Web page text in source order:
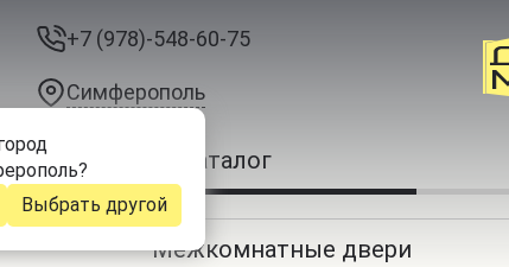
+7 (978)-548-60-75
Симферополь
?
Выбрать другой
Каталог
Межкомнатные двери